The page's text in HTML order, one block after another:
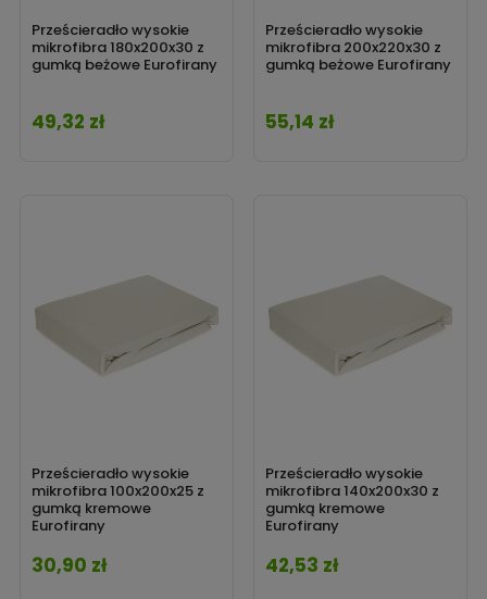
Prześcieradło wysokie
mikrofibra 180x200x30 z
gumką beżowe Eurofirany
Cena
49,32 zł
Prześcieradło wysokie
mikrofibra 200x220x30 z
gumką beżowe Eurofirany
Cena
55,14 zł
Prześcieradło wysokie
mikrofibra 100x200x25 z
gumką kremowe
Eurofirany
Cena
30,90 zł
Prześcieradło wysokie
mikrofibra 140x200x30 z
gumką kremowe
Eurofirany
Cena
42,53 zł